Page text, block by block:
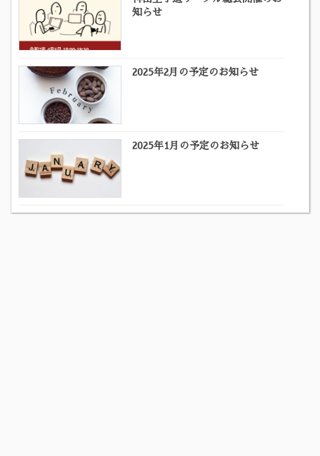
知らせ
2025年2月の予定のお知らせ
2025年1月の予定のお知らせ